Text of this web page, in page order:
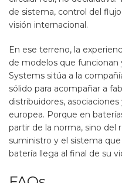
de sistema, control del
visión internacional.
En ese terreno, la
de modelos que
Systems sitúa a la
sólido para acompañar a
distribuidores,
europea. Porque en
partir de la norma, sino del
suministro y el sistema
batería llega al final de su